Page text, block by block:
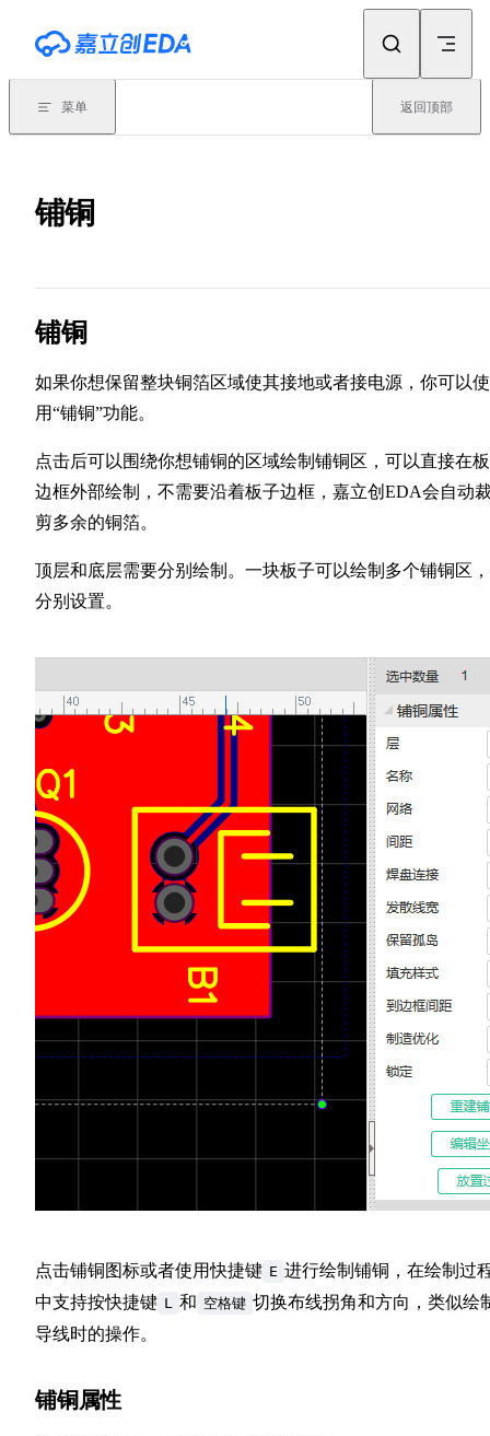
菜单 返回顶部
铺铜
铺铜
如果你想保留整块铜箔区域使其接地或者接电源，你可以使
用“铺铜”功能。
点击后可以围绕你想铺铜的区域绘制铺铜区，可以直接在
边框外部绘制，不需要沿着板子边框，嘉立创EDA会自动
剪多余的铜箔。
顶层和底层需要分别绘制。一块板子可以绘制多个铺铜区
分别设置。
点击铺铜图标或者使用快捷键 E 进行绘制铺铜，在绘制过
中支持按快捷键 L 和 空格键 切换布线拐角和方向，类似绘
导线时的操作。
铺铜属性